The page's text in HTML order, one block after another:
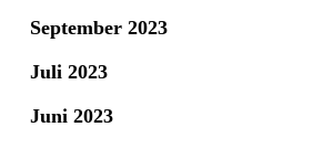
September 2023
Juli 2023
Juni 2023